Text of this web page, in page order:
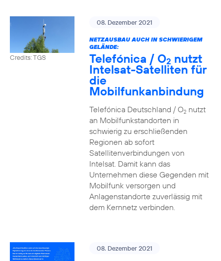
Credits: TGS
08. Dezember 2021
NETZAUSBAU AUCH IN SCHWIERIGEM
GELÄNDE:
Telefónica / O2 nutzt
Intelsat-Satelliten für
die
Mobilfunkanbindung
Telefónica Deutschland / O2nutzt
an Mobilfunkstandorten in
schwierig zu erschließenden
Regionen ab sofort
Satellitenverbindungen von
Intelsat. Damit kann das
Unternehmen diese Gegenden mit
Mobilfunk versorgen und
Anlagenstandorte zuverlässig mit
dem Kernnetz verbinden.
08. Dezember 2021